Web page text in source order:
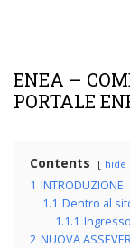
ENEA –
PORTALE
Contents hide
1
1.1 Dentro al
1.1.1
2 NUOVA